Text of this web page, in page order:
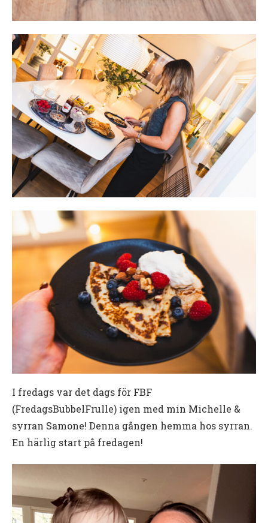
I fredags var det dags för FBF
(FredagsBubbelFrulle) igen med min Michelle &
syrran Samone! Denna gången hemma hos syrran.
En härlig start på fredagen!